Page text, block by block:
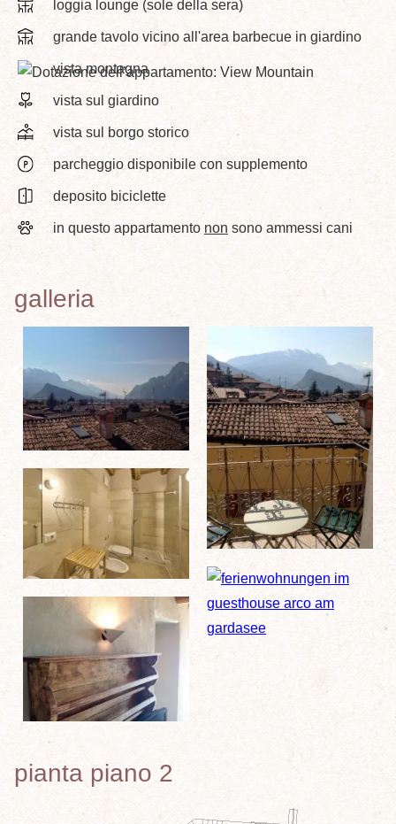
loggia lounge (sole della sera)
grande tavolo vicino all'area barbecue in giardino
vista montagna
vista sul giardino
vista sul borgo storico
parcheggio disponibile con supplemento
deposito biciclette
in questo appartamento non sono ammessi cani
galleria
pianta piano 2